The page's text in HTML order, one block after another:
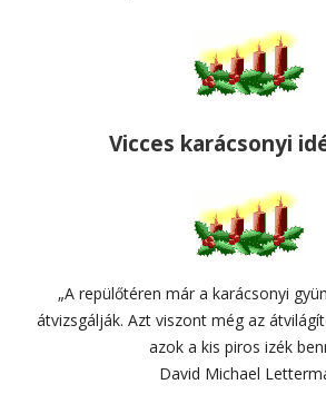
Vicces karácsonyi
„A repülőtéren már a karácsonyi
átvizsgálják. Azt viszont még az
azok a kis piros izék
David Michael